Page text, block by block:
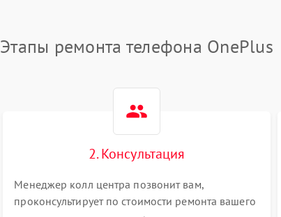
Не работает Face ID 60 мин
Этапы ремонта телефона OnePlus
2. Консультация
Менеджер колл центра позвонит вам,
проконсультирует по стоимости ремонта вашего